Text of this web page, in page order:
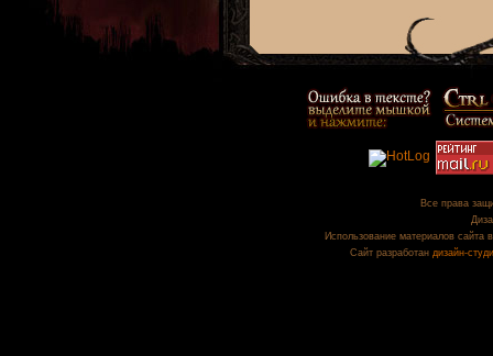
Все права
Использование материалов сайта
Сайт разработан дизайн-